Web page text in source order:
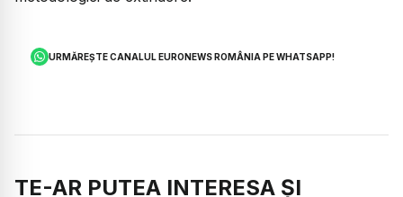
URMĂREȘTE CANALUL EURONEWS ROMÂNIA PE WHATSAPP!
TE-AR PUTEA INTERESA ȘI